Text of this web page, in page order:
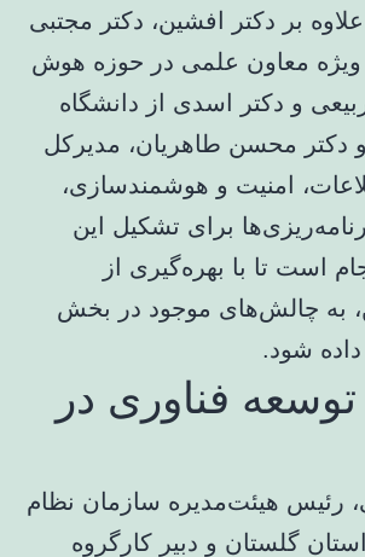
بر دکتر افشین، دکتر مجتبی
ویژه معاون علمی در حوزه هوش
و دکتر اسدی از دانشگاه
دکتر محسن طاهریان، مدیرکل
امنیت و هوشمندسازی،
برای تشکیل این
است تا با بهره‌گیری از
به چالش‌های موجود در بخش
شود.
فناوری در
رئیس هیئت‌مدیره سازمان نظام
گلستان و دبیر کارگروه